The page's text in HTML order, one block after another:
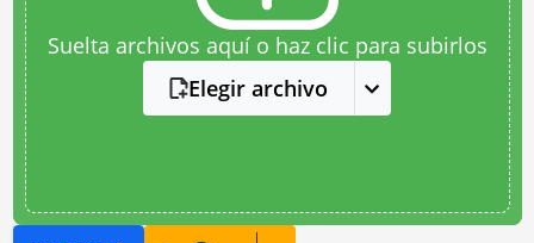
Suelta archivos aquí o haz clic para subirlos
Elegir archivo